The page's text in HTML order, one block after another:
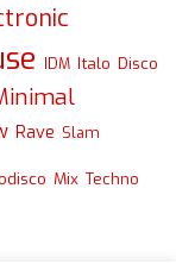
IDM Italo Disco
Rave Slam
Mix Techno